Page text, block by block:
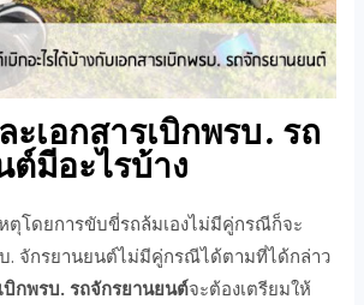
เอกสารเบิกพรบ. รถ
มีอะไรบ้าง
โดยการขับขี่รถล้มเองไม่มีคู่กรณีก็จะ
. จักรยานยนต์ไม่มีคู่กรณีได้ตามที่ได้กล่าว
บิกพรบ. รถจักรยานยนต์จะต้องเตรียมให้